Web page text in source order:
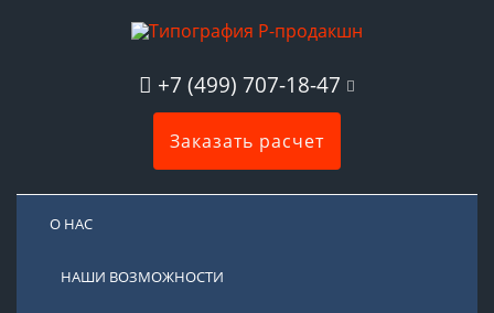
+7 (499) 707-18-47
Заказать расчет
О НАС
НАШИ ВОЗМОЖНОСТИ